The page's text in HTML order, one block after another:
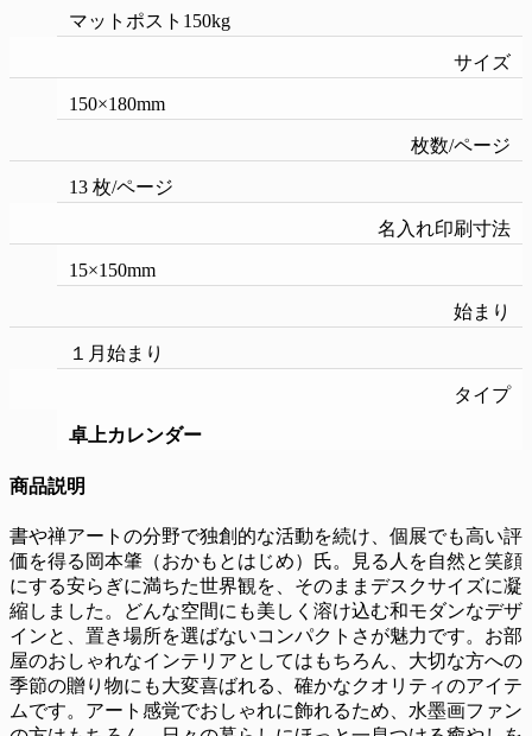
マットポスト150kg
サイズ
150×180mm
枚数/ページ
13 枚/ページ
名入れ印刷寸法
15×150mm
始まり
１月始まり
タイプ
卓上カレンダー
商品説明
書や禅アートの分野で独創的な活動を続け、個展でも高い評
価を得る岡本肇（おかもとはじめ）氏。見る人を自然と笑顔
にする安らぎに満ちた世界観を、そのままデスクサイズに凝
縮しました。どんな空間にも美しく溶け込む和モダンなデザ
インと、置き場所を選ばないコンパクトさが魅力です。お部
屋のおしゃれなインテリアとしてはもちろん、大切な方への
季節の贈り物にも大変喜ばれる、確かなクオリティのアイテ
ムです。アート感覚でおしゃれに飾れるため、水墨画ファン